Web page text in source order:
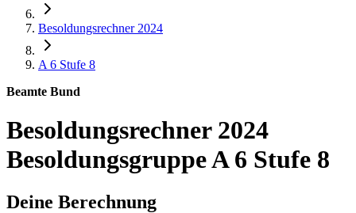
Besoldungsrechner 2024
A 6 Stufe 8
Beamte Bund
Besoldungsrechner 2024
Besoldungsgruppe A 6 Stufe 8
Deine Berechnung